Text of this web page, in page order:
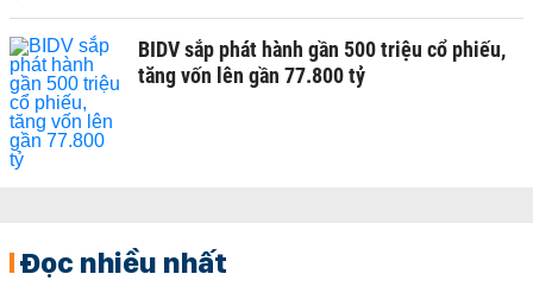
BIDV sắp phát hành gần 500 triệu cổ phiếu,
tăng vốn lên gần 77.800 tỷ
Đọc nhiều nhất